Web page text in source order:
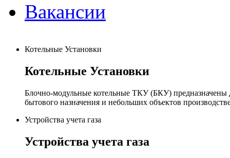
Вакансии
Котельные Установки
Котельные Установки
Блочно-модульные котельные ТКУ (БКУ) предназначены
бытового назначения и небольших объектов
Устройства учета газа
Устройства учета газа